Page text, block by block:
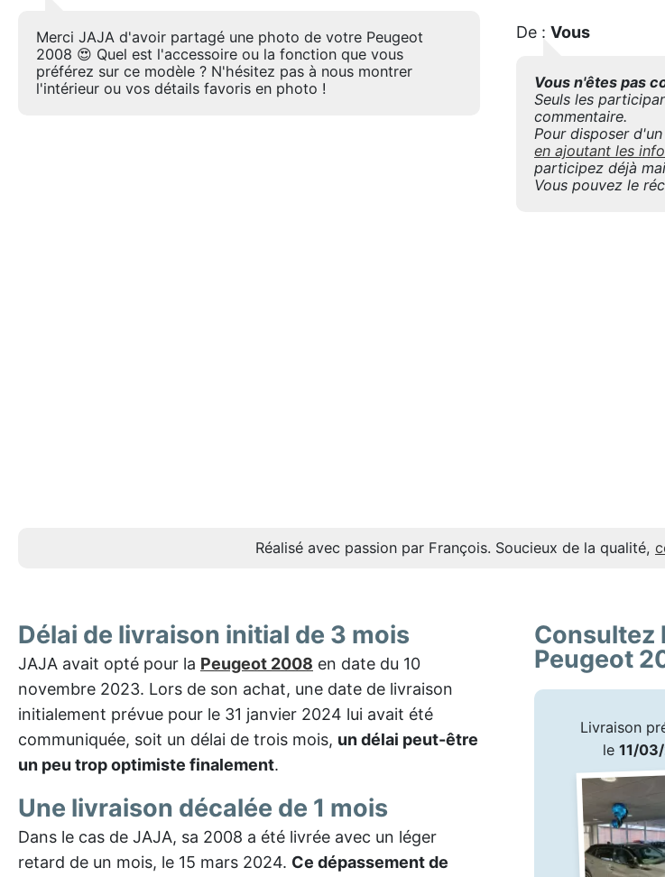
Merci JAJA d'avoir partagé une photo de votre Peugeot
2008 😍 Quel est l'accessoire ou la fonction que vous
préférez sur ce modèle ? N'hésitez pas à nous montrer
l'intérieur ou vos détails favoris en photo !
De : Vous
Vous n'êtes pas
Seuls les
commentaire.
Pour disposer
en ajoutant les
participez déjà
Vous pouvez le
Réalisé avec passion par François. Soucieux de la qualité,
Délai de livraison initial de 3 mois
JAJA avait opté pour la Peugeot 2008 en date du 10
novembre 2023. Lors de son achat, une date de livraison
initialement prévue pour le 31 janvier 2024 lui avait été
communiquée, soit un délai de trois mois, un délai peut-être
un peu trop optimiste finalement.
Une livraison décalée de 1 mois
Dans le cas de JAJA, sa 2008 a été livrée avec un léger
retard de un mois, le 15 mars 2024. Ce dépassement de
Consultez
Peugeot
Livraison
le 11/